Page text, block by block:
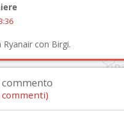
con Birgi.
commento